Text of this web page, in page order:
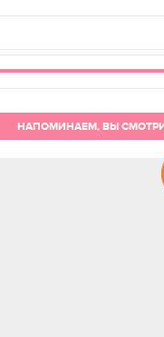
НАПОМИНАЕМ, ВЫ